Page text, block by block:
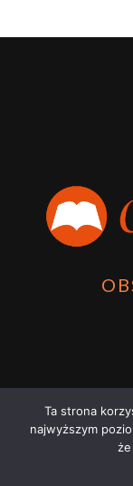
Ta strona
najwyższym